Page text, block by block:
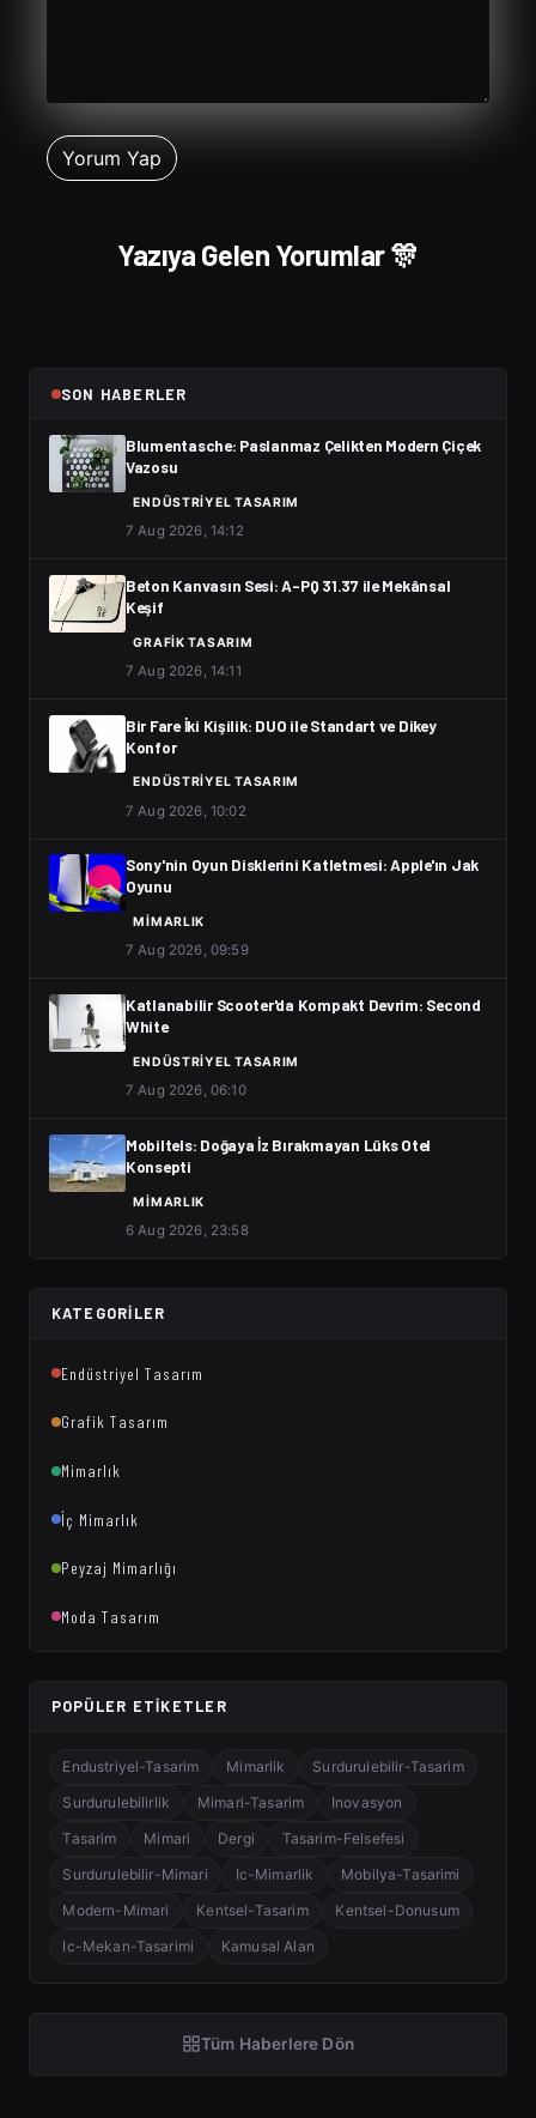
Yazıya Gelen Yorumlar 🎊
SON HABERLER
Blumentasche: Paslanmaz Çelikten Modern Çiçek
Vazosu
ENDÜSTRIYEL TASARIM
7 Aug 2026, 14:12
Beton Kanvasın Sesi: A-PQ 31.37 ile Mekânsal
Keşif
GRAFIK TASARIM
7 Aug 2026, 14:11
Bir Fare İki Kişilik: DUO ile Standart ve Dikey
Konfor
ENDÜSTRIYEL TASARIM
7 Aug 2026, 10:02
Sony'nin Oyun Disklerini Katletmesi: Apple'ın Jak
Oyunu
MIMARLIK
7 Aug 2026, 09:59
Katlanabilir Scooter'da Kompakt Devrim: Second
White
ENDÜSTRIYEL TASARIM
7 Aug 2026, 06:10
Mobiltels: Doğaya İz Bırakmayan Lüks Otel
Konsepti
MIMARLIK
6 Aug 2026, 23:58
KATEGORILER
Endüstriyel Tasarım
Grafik Tasarım
Mimarlık
İç Mimarlık
Peyzaj Mimarlığı
Moda Tasarım
POPÜLER ETIKETLER
Endustriyel-Tasarim Mimarlik
Surdurulebilir-Tasarim
Surdurulebilirlik
Mimari-Tasarim
Inovasyon
Tasarim
Mimari Dergi
Tasarim-Felsefesi
Surdurulebilir-Mimari
Ic-Mimarlik
Mobilya-Tasarimi
Modern-Mimari
Kentsel-Tasarim
Kentsel-Donusum
Ic-Mekan-Tasarimi
Kamusal Alan
Tüm Haberlere Dön